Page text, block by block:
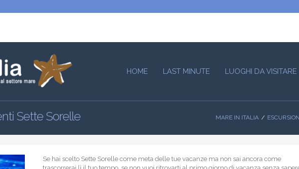
HOME LAST MINUTE LUOGHI DA VISITARE
Sette Sorelle MARE IN ITALIA
Se hai scelto Sette Sorelle come meta delle tue vacanze ma non sai ancora come